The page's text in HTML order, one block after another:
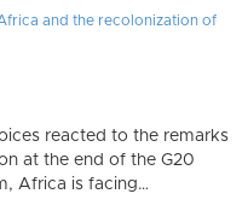
and the recolonization of
reacted to the remarks
at the end of the G20
Africa is facing…